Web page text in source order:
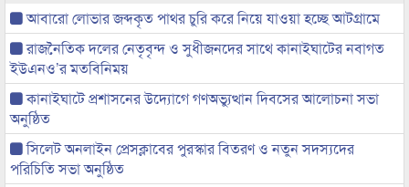
আবারো লোভার জব্দকৃত পাথর চুরি করে নিয়ে যাওয়া হচ্ছে আটগ্রামে
রাজনৈতিক দলের নেতৃবৃন্দ ও সুধীজনদের সাথে কানাইঘাটের নবাগত
ইউএনও’র মতবিনিময়
কানাইঘাটে প্রশাসনের উদ্যোগে গণঅভ্যুত্থান দিবসের আলোচনা সভা
অনুষ্ঠিত
সিলেট অনলাইন প্রেসক্লাবের পুরস্কার বিতরণ ও নতুন সদস্যদের
পরিচিতি সভা অনুষ্ঠিত